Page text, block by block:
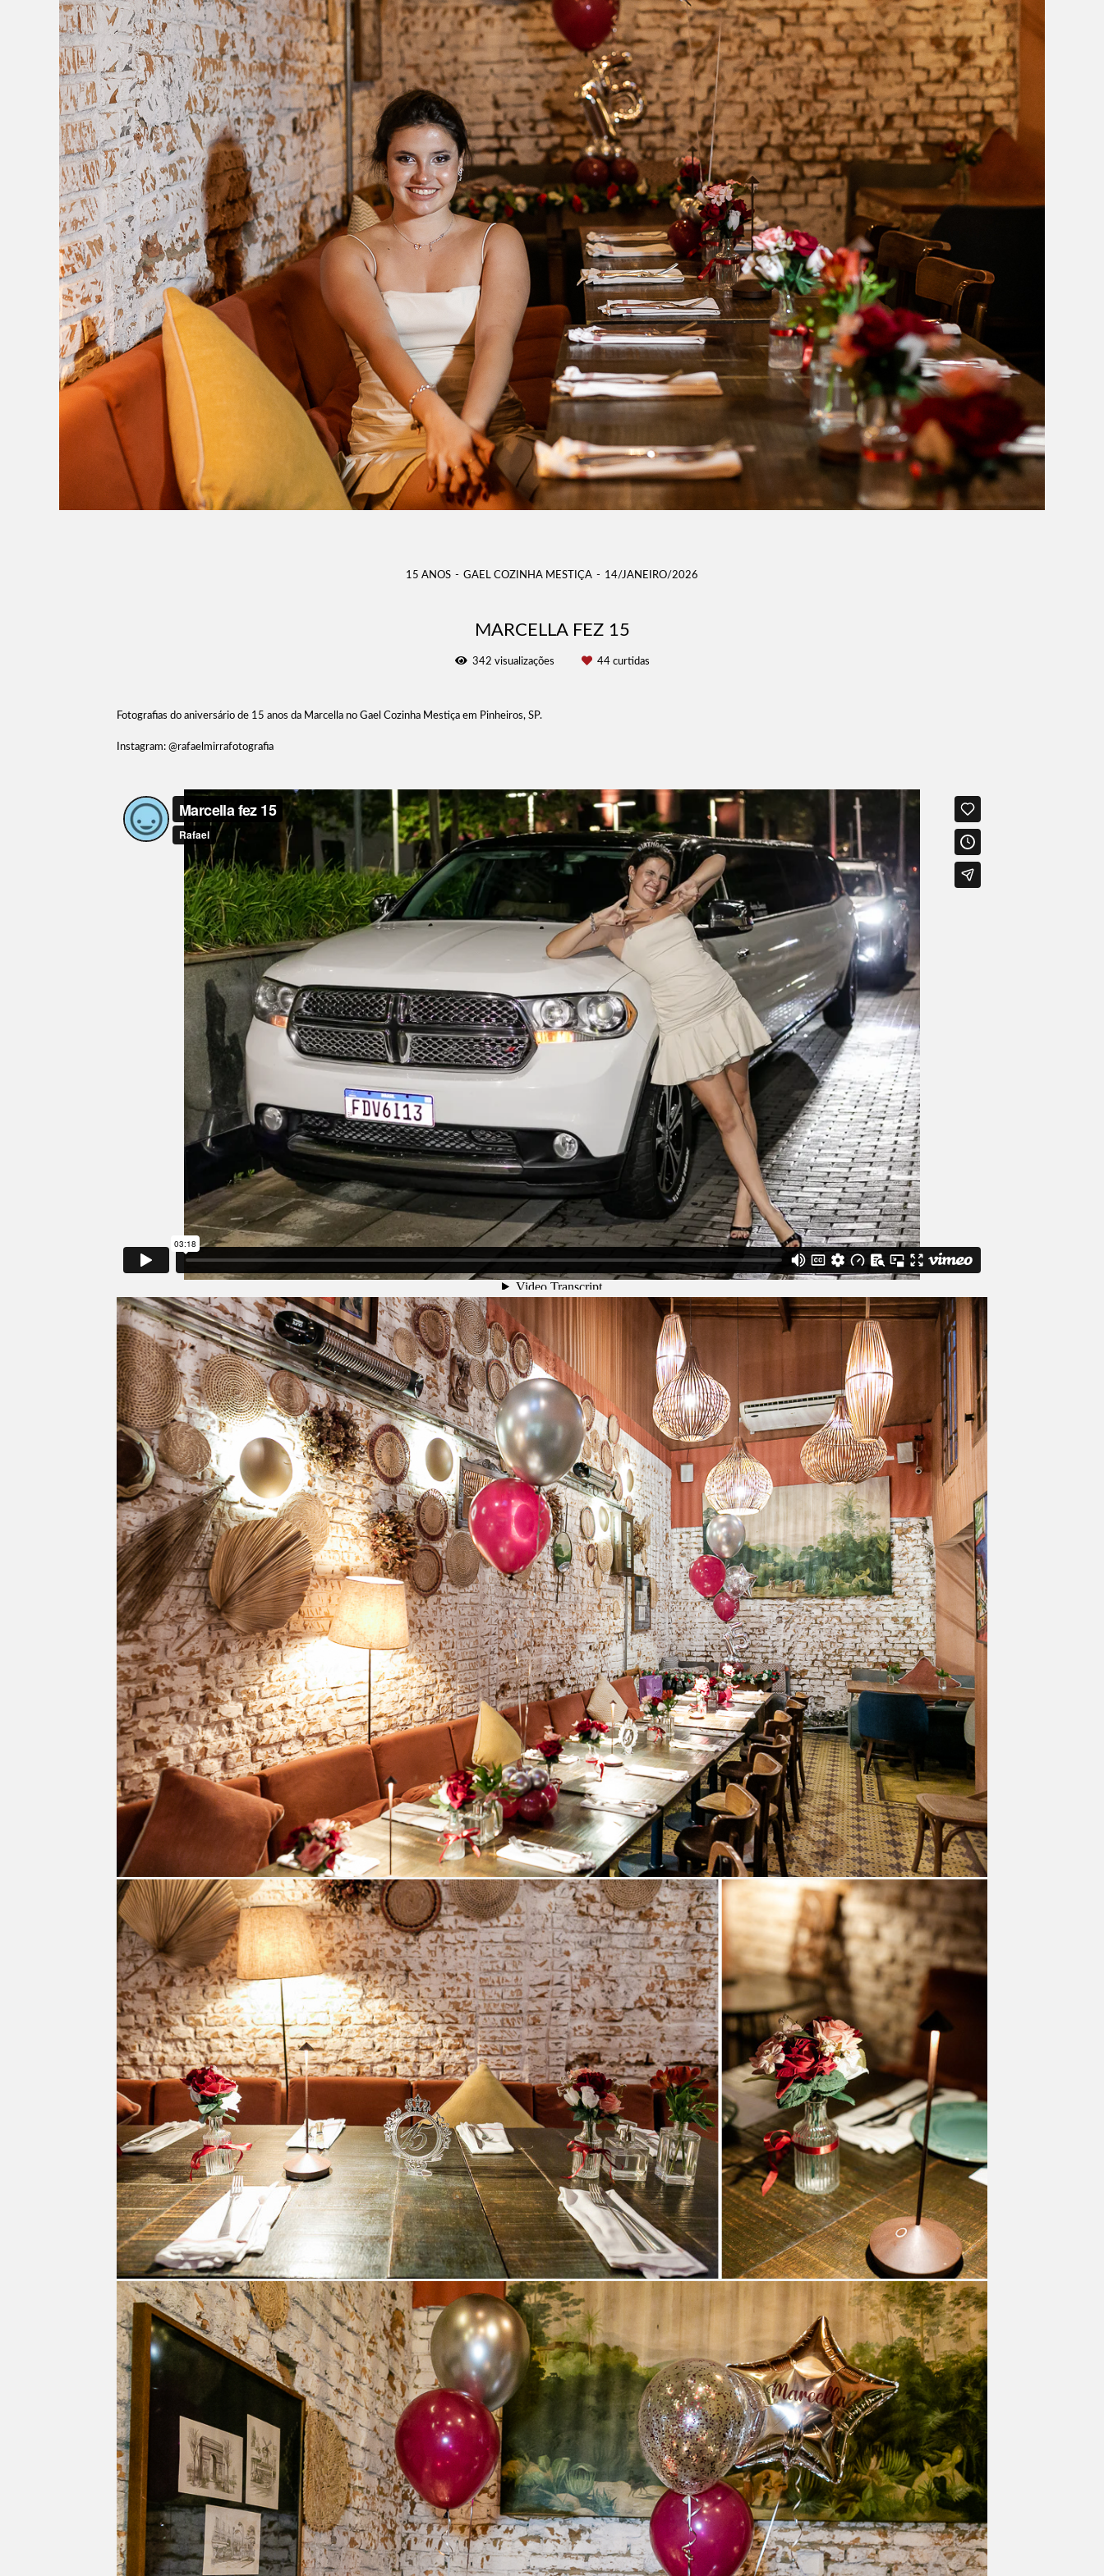
15 ANOS GAEL COZINHA MESTIÇA 14/JANEIRO/2026
MARCELLA FEZ 15
342 visualizações 44curtidas
Fotografias do aniversário de 15 anos da Marcella no Gael Cozinha Mestiça em Pinheiros, SP.
Instagram: @rafaelmirrafotografia